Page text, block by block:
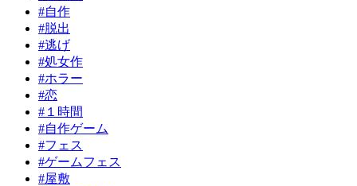
#自作
#脱出
#逃げ
#処女作
#ホラー
#恋
#１時間
#自作ゲーム
#フェス
#ゲームフェス
#屋敷